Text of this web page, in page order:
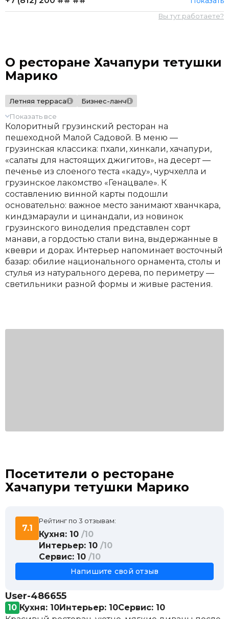
Вы тут работаете?
О ресторане Хачапури тетушки
Марико
Летняя терраса
Бизнес-ланч
Показать все
Колоритный грузинский ресторан на
пешеходной Малой Садовой. В меню —
грузинская классика: пхали, хинкали, хачапури,
«салаты для настоящих джигитов», на десерт —
печенье из слоеного теста «каду», чурчхелла и
грузинское лакомство «Генацвале». К
составлению винной карты подошли
основательно: важное место занимают хванчкара,
киндзмараули и цинандали, из новинок
грузинского виноделия представлен сорт
манави, а гордостью стали вина, выдержанные в
квеври и дорах. Интерьер напоминает восточный
базар: обилие национального орнамента, столы и
стулья из натурального дерева, по периметру —
светильники разной формы и живые растения.
Посетители о ресторане
Хачапури тетушки Марико
7.1
Рейтинг по 3 отзывам:
Кухня: 10 /10
Интерьер: 10 /10
Сервис: 10 /10
Напишите свой отзыв
User-486655
10 Кухня: 10Интерьер: 10Сервис: 10